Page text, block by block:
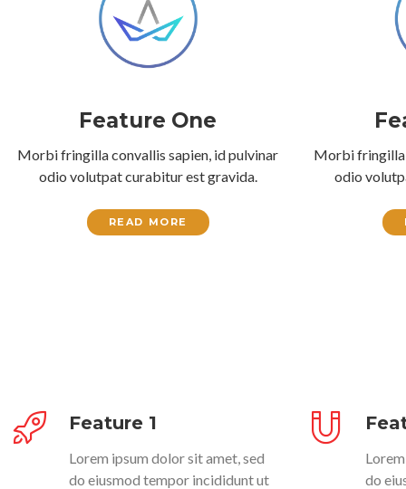
Feature One
Morbi fringilla convallis sapien, id pulvinar
odio volutpat curabitur est gravida.
READ MORE
Morbi fringilla
odio
Feature 1
Lorem ipsum dolor sit amet, sed
do eiusmod tempor incididunt ut
do